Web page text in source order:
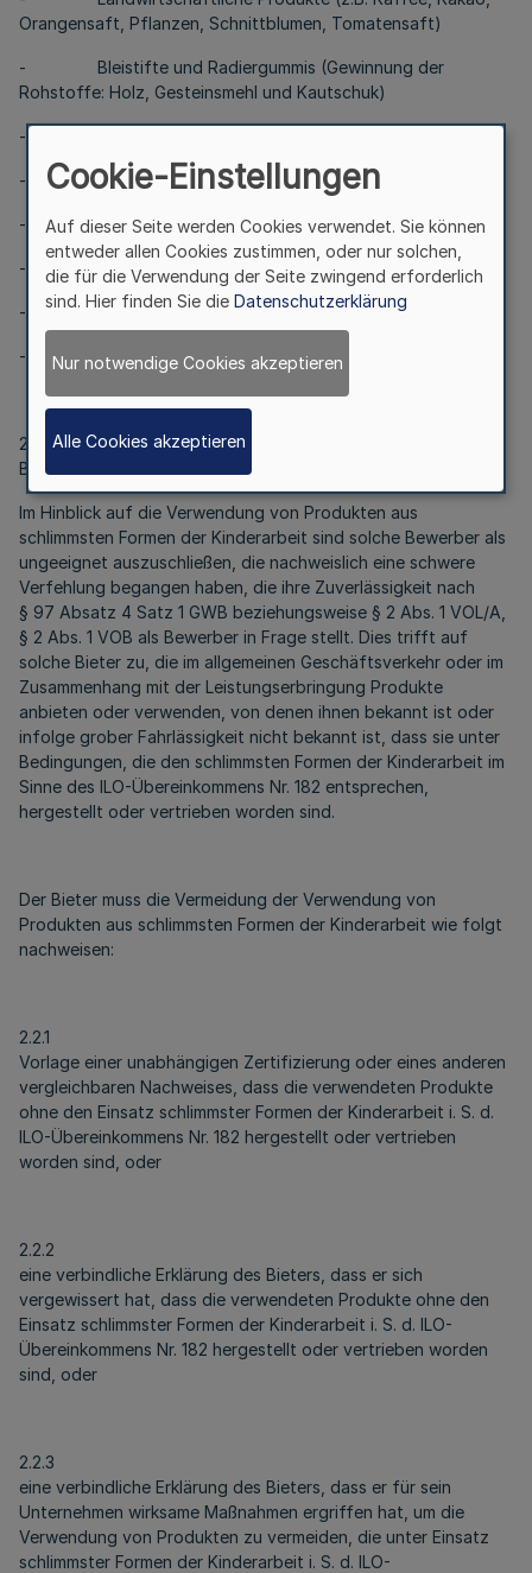
Orangensaft, Pflanzen, Schnittblumen, Tomatensaft)
- Bleistifte und Radiergummis (Gewinnung der
Rohstoffe: Holz, Gesteinsmehl und Kautschuk)
- Lederprodukte
- Natursteine
- Spielwaren
- Sportartikel (Bekleidung und Geräte)
- Teppiche
- Textilien
2.2
Bietereignung und Bieternachweis
Im Hinblick auf die Verwendung von Produkten aus
schlimmsten Formen der Kinderarbeit sind solche Bewerber als
ungeeignet auszuschließen, die nachweislich eine schwere
Verfehlung begangen haben, die ihre Zuverlässigkeit nach
§ 97 Absatz 4 Satz 1 GWB beziehungsweise § 2 Abs. 1 VOL/A,
§ 2 Abs. 1 VOB als Bewerber in Frage stellt. Dies trifft auf
solche Bieter zu, die im allgemeinen Geschäftsverkehr oder im
Zusammenhang mit der Leistungserbringung Produkte
anbieten oder verwenden, von denen ihnen bekannt ist oder
infolge grober Fahrlässigkeit nicht bekannt ist, dass sie unter
Bedingungen, die den schlimmsten Formen der Kinderarbeit im
Sinne des ILO-Übereinkommens Nr. 182 entsprechen,
hergestellt oder vertrieben worden sind.
Der Bieter muss die Vermeidung der Verwendung von
Produkten aus schlimmsten Formen der Kinderarbeit wie folgt
nachweisen:
2.2.1
Vorlage einer unabhängigen Zertifizierung oder eines anderen
vergleichbaren Nachweises, dass die verwendeten Produkte
ohne den Einsatz schlimmster Formen der Kinderarbeit i. S. d.
ILO-Übereinkommens Nr. 182 hergestellt oder vertrieben
worden sind, oder
2.2.2
eine verbindliche Erklärung des Bieters, dass er sich
vergewissert hat, dass die verwendeten Produkte ohne den
Einsatz schlimmster Formen der Kinderarbeit i. S. d. ILO-
Übereinkommens Nr. 182 hergestellt oder vertrieben worden
sind, oder
2.2.3
eine verbindliche Erklärung des Bieters, dass er für sein
Unternehmen wirksame Maßnahmen ergriffen hat, um die
Verwendung von Produkten zu vermeiden, die unter Einsatz
schlimmster Formen der Kinderarbeit i. S. d. ILO-
Cookie-Einstellungen
Auf dieser Seite werden Cookies verwendet. Sie können
entweder allen Cookies zustimmen, oder nur solchen,
die für die Verwendung der Seite zwingend erforderlich
sind. Hier finden Sie die Datenschutzerklärung
Nur notwendige Cookies akzeptieren
Alle Cookies akzeptieren